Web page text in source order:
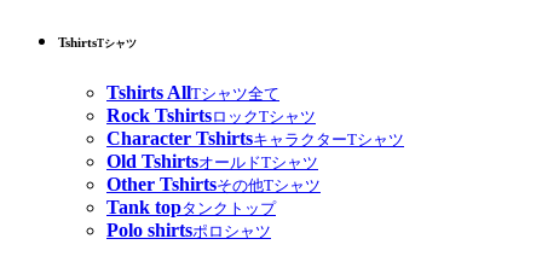
TshirtsTシャツ
Tshirts AllTシャツ全て
Rock TshirtsロックTシャツ
Character TshirtsキャラクターTシャツ
Old TshirtsオールドTシャツ
Other Tshirtsその他Tシャツ
Tank topタンクトップ
Polo shirtsポロシャツ